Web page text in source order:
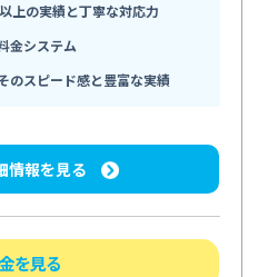
上の実績と丁寧な対応力
金システム
のスピード感と豊富な実績
情報を見る
を見る